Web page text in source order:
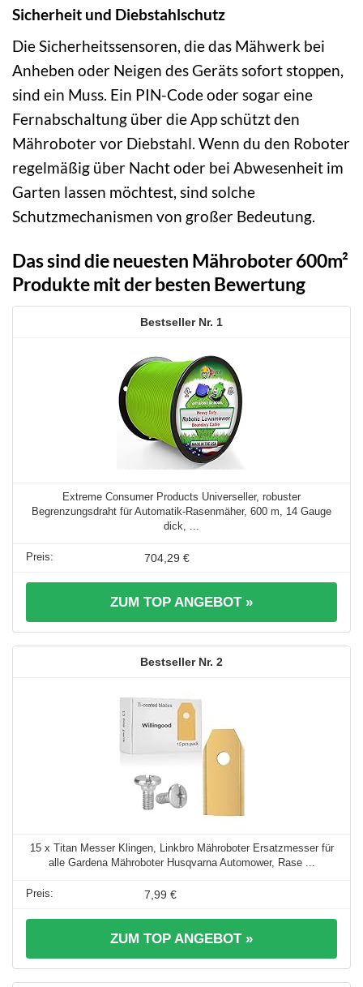
Sicherheit und Diebstahlschutz
Die Sicherheitssensoren, die das Mähwerk bei
Anheben oder Neigen des Geräts sofort stoppen,
sind ein Muss. Ein PIN-Code oder sogar eine
Fernabschaltung über die App schützt den
Mähroboter vor Diebstahl. Wenn du den Roboter
regelmäßig über Nacht oder bei Abwesenheit im
Garten lassen möchtest, sind solche
Schutzmechanismen von großer Bedeutung.
Das sind die neuesten Mähroboter 600m²
Produkte mit der besten Bewertung
1
Extreme Consumer Products Universeller, robuster
Begrenzungsdraht für Automatik-Rasenmäher, 600 m, 14 Gauge
dick, ...
704,29 €
ZUM TOP ANGEBOT »
2
15 x Titan Messer Klingen, Linkbro Mähroboter Ersatzmesser für
alle Gardena Mähroboter Husqvarna Automower, Rase ...
7,99 €
ZUM TOP ANGEBOT »